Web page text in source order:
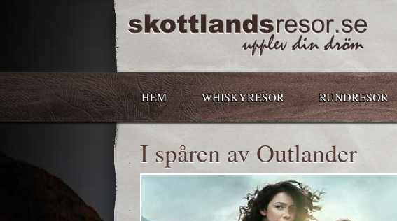
HEM WHISKYRESOR RUNDRESOR
I spåren av Outlander